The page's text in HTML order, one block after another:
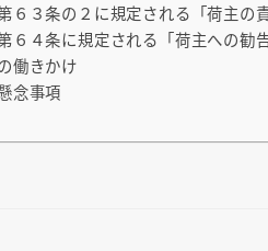
６３条の２に規定される「荷主の責
６４条に規定される「荷主への勧告
働きかけ
念事項